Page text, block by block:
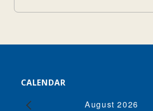
CALENDAR
August 2026